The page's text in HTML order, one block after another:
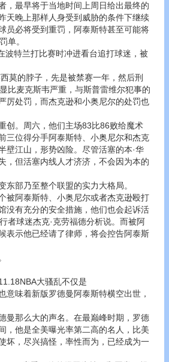
最早将于当地时间上周日给出最终的
天晚上那样人身受到威胁的条件下继续
员必将受到重罚，阿泰斯特甚至可能将
单。
特兰打比赛时冲进看台追打球迷，被
的脖子，先是被禁赛一年，然后刑
比麦克斯韦严重，与斯普雷维尔犯事的
厉处罚，而杰克逊和小奥尼尔的处罚也
。周六，他们主场83比86败给魔术
三位得分手阿泰斯特、小奥尼尔和杰克
壁江山，形势凶险。尽管活塞的本·华
，但活塞内线人才济济，不会因为本的
部乃至整个联盟的实力大格局。
阿泰斯特、小奥尼尔或者杰克逊殴打
没有充分的安全措施，他们也会起诉活
者球迷杰克·克劳福德分析说。而被阿
表示他已经请了律师，将会控告阿泰斯
大骚乱不仅是
味着新版罗德曼阿泰斯特横空出世，
那么大的声名。在最巅峰时期，罗德
，他是全美曝光率第二高的名人，比美
坏，尽兴搞怪，率性而为，已经成为一